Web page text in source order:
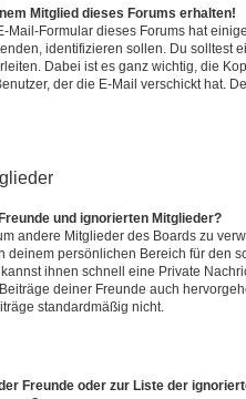
Mitglied dieses Forums erhalten!
Mail-Formular dieses Forums hat
identifizieren sollen. Du solltest
Dabei ist es ganz wichtig, die
der die E-Mail verschickt hat.
und ignorierten Mitglieder?
andere Mitglieder des Boards zu
deinem persönlichen Bereich für den
ihnen schnell eine Private
deiner Freunde auch
standardmäßig nicht.
Freunde oder zur Liste der